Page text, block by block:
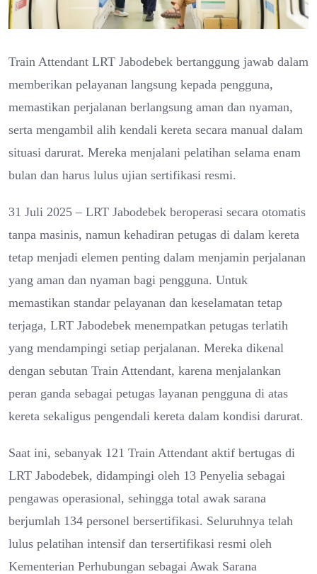
Train Attendant LRT Jabodebek bertanggung jawab dalam
memberikan pelayanan langsung kepada pengguna,
memastikan perjalanan berlangsung aman dan nyaman,
serta mengambil alih kendali kereta secara manual dalam
situasi darurat. Mereka menjalani pelatihan selama enam
bulan dan harus lulus ujian sertifikasi resmi.
31 Juli 2025 – LRT Jabodebek beroperasi secara otomatis
tanpa masinis, namun kehadiran petugas di dalam kereta
tetap menjadi elemen penting dalam menjamin perjalanan
yang aman dan nyaman bagi pengguna. Untuk
memastikan standar pelayanan dan keselamatan tetap
terjaga, LRT Jabodebek menempatkan petugas terlatih
yang mendampingi setiap perjalanan. Mereka dikenal
dengan sebutan Train Attendant, karena menjalankan
peran ganda sebagai petugas layanan pengguna di atas
kereta sekaligus pengendali kereta dalam kondisi darurat.
Saat ini, sebanyak 121 Train Attendant aktif bertugas di
LRT Jabodebek, didampingi oleh 13 Penyelia sebagai
pengawas operasional, sehingga total awak sarana
berjumlah 134 personel bersertifikasi. Seluruhnya telah
lulus pelatihan intensif dan tersertifikasi resmi oleh
Kementerian Perhubungan sebagai Awak Sarana